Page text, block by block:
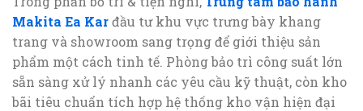
Makita Ea Karđầu tư khu vực trưng bày khang
trang và showroom sang trọng để giới thiệu sản
phẩm một cách tinh tế. Phòng bảo trì công suất lớn
sẵn sàng xử lý nhanh các yêu cầu kỹ thuật, còn kho
bãi tiêu chuẩn tích hợp hệ thống kho vận hiện đại